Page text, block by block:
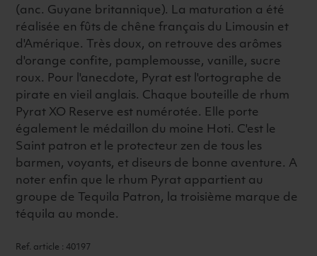
(anc. Guyane britannique). La maturation a été
réalisée en fûts de chêne français du Limousin et
d'Amérique. Très doux, on retrouve des arômes
d'orange confite, pamplemousse, vanille, sucre
roux. Pour l'anecdote, Pyrat est l'ortographe de
pirate en vieil anglais. Chaque bouteille de rhum
Pyrat XO Reserve est numérotée. Elle porte
également le médaillon du moine Hoti. C'est le
Saint patron et le protecteur zen de tous les
barmen, voyants, et diseurs de bonne aventure. A
noter enfin que le rhum Pyrat appartient au
groupe de Tequila Patron, la troisième marque de
téquila au monde.
Ref. article : 40197